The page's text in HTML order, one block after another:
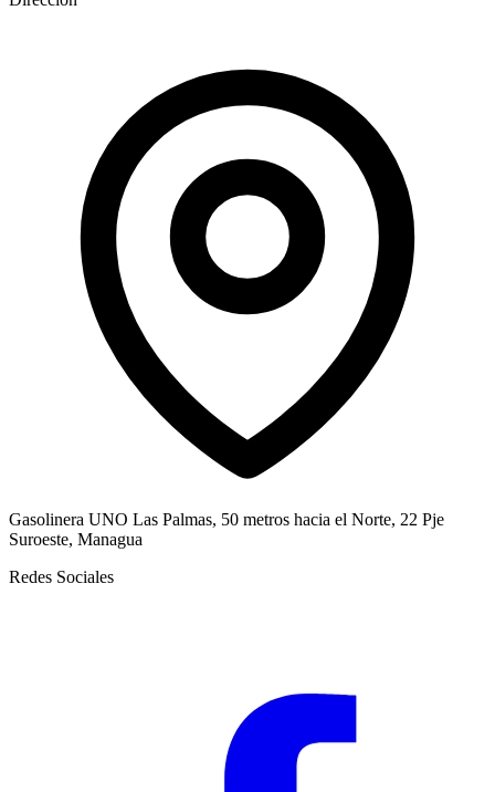
Gasolinera UNO Las Palmas, 50 metros hacia el Norte, 22 Pje
Suroeste, Managua
Redes Sociales